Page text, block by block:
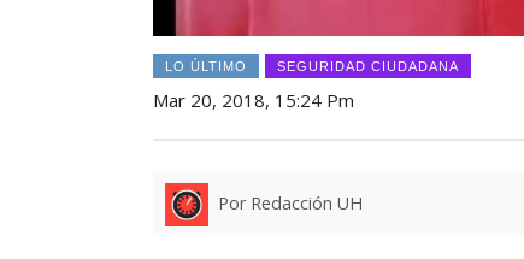
LO ÚLTIMO SEGURIDAD CIUDADANA
Mar 20, 2018, 15:24 Pm
Por Redacción UH